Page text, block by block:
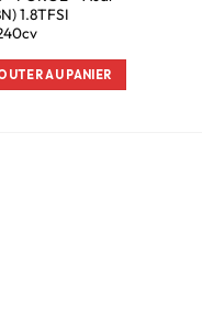
1.8TFSI
AU PANIER